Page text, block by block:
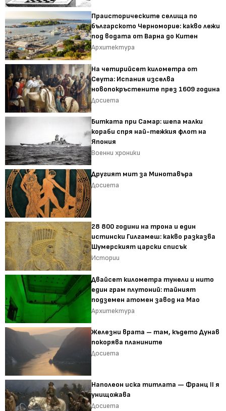
Праисторическите селища по
българското Черноморие: какво лежи
под водата от Варна до Китен
Архитектура
На четирийсет километра от
Сеута: Испания изселва
новопокръстените през 1609 година
Досиета
Битката при Самар: шепа малки
кораби спря най-тежкия флот на
Япония
Военни хроники
Другият мит за Минотавъра
Досиета
28 800 години на трона и един
истински Гилгамеш: какво разказва
Шумерският царски списък
Истории
Двайсет километра тунели и нито
един грам плутоний: тайният
подземен атомен завод на Мао
Архитектура
Железни врата – там, където Дунав
покорява планините
Досиета
Наполеон иска титлата — Франц II я
унищожава
Досиета